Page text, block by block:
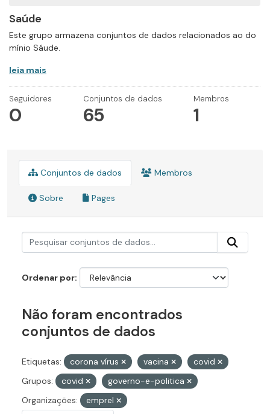
Saúde
Este grupo armazena conjuntos de dados relacionados ao do
mínio Sáude.
leia mais
Seguidores
0
Conjuntos de dados
65
Membros
1
Conjuntos de dados Membros
Sobre Pages
Ordenar por
Não foram encontrados
conjuntos de dados
Etiquetas: corona vírus vacina
covid
Grupos:
covid
governo-e-politica
Organizações:
emprel